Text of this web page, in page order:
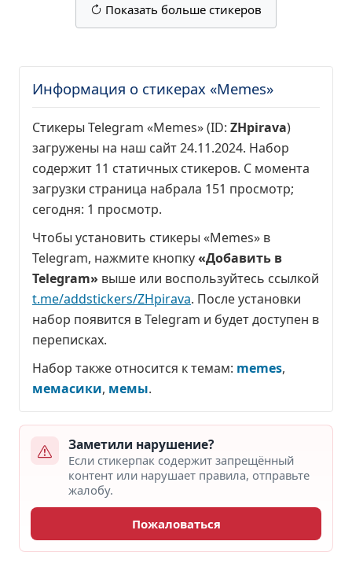
Показать больше стикеров
Информация о стикерах «Memes»
Стикеры Telegram «Memes» (ID: ZHpirava)
загружены на наш сайт 24.11.2024. Набор
содержит 11 статичных стикеров. С момента
загрузки страница набрала 151 просмотр;
сегодня: 1 просмотр.
Чтобы установить стикеры «Memes» в
Telegram, нажмите кнопку«Добавить в
Telegram» выше или воспользуйтесь ссылкой
t.me/addstickers/ZHpirava. После установки
набор появится в Telegram и будет доступен в
переписках.
Набор также относится к темам: memes,
мемасики, мемы.
Заметили нарушение?
Если стикерпак содержит запрещённый
контент или нарушает правила, отправьте
жалобу.
Пожаловаться